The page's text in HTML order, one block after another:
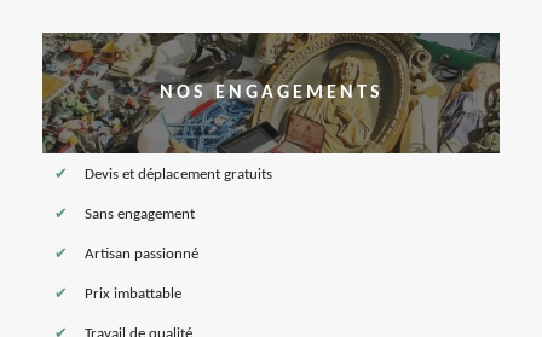
NOS ENGAGEMENTS
Devis et déplacement gratuits
Sans engagement
Artisan passionné
Prix imbattable